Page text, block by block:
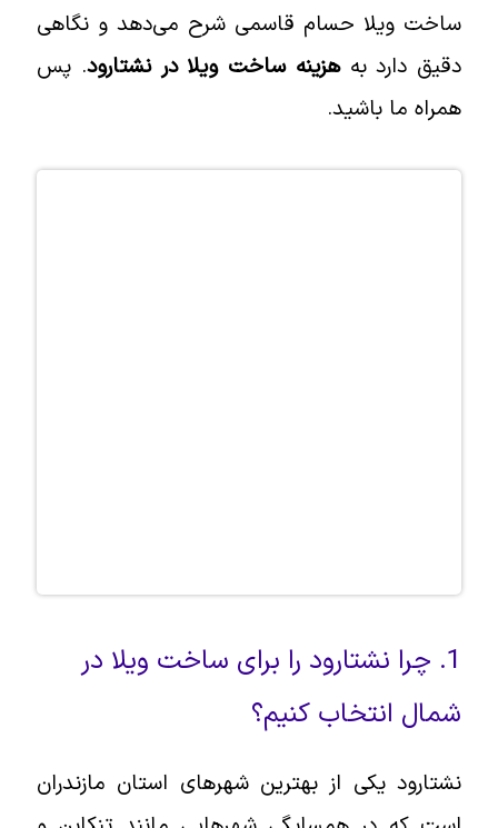
ساخت ویلا حسام قاسمی شرح می‌دهد و نگاهی
دقیق دارد به هزینه ساخت ویلا در نشتارود. پس
همراه ما باشید.
1. چرا نشتارود را برای ساخت ویلا در
شمال انتخاب کنیم؟
نشتارود یکی از بهترین شهرهای استان مازندران